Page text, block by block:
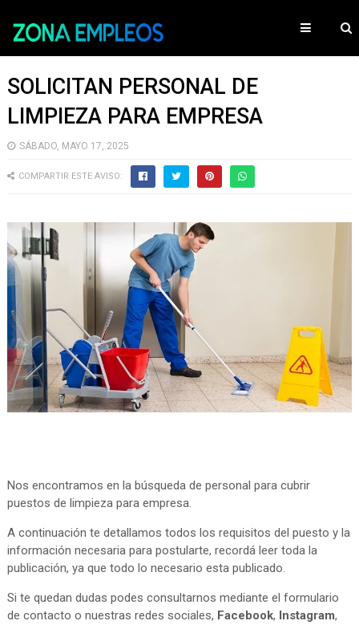
SOLICITAN PERSONAL DE
LIMPIEZA PARA EMPRESA
SÁBADO, MAYO 17, 2025
COMPARTIR ESTE AVISO:
Nos encontramos en la búsqueda de personal para cubrir
puestos de limpieza para empresa.
A continuación te detallamos todos los requisitos del puesto y la
información necesaria para postularte, recordá leer toda la
publicación, ya que todo lo necesario esta publicado.
Si te quedan dudas podes consultarnos mediante el formulario
de contacto o nuestras redes sociales, Facebook, Instagram,